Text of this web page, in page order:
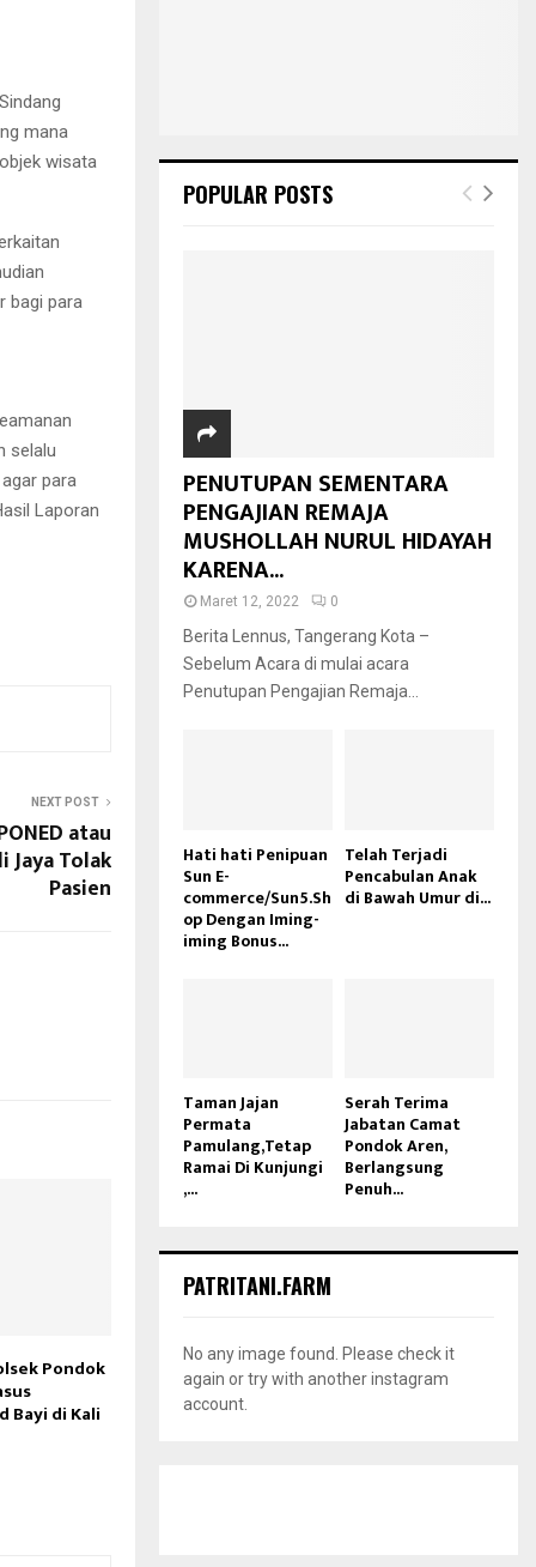
mana
wisata
bagi para
selalu
para
Laporan
NEXT POST
atau
Jaya Tolak
Pasien
Pondok
Bayi di Kali
POPULAR POSTS
PENUTUPAN SEMENTARA
PENGAJIAN REMAJA
MUSHOLLAH NURUL HIDAYAH
KARENA...
Maret 12, 2022 0
Berita Lennus, Tangerang Kota –
Sebelum Acara di mulai acara
Penutupan Pengajian Remaja...
Hati hati Penipuan
Sun E-
commerce/Sun5.Sh
op Dengan Iming-
iming Bonus...
Telah Terjadi
Pencabulan Anak
di Bawah Umur di...
Taman Jajan
Permata
Pamulang,Tetap
Ramai Di Kunjungi
,...
Serah Terima
Jabatan Camat
Pondok Aren,
Berlangsung
Penuh...
PATRITANI.FARM
No any image found. Please check it
again or try with another instagram
account.